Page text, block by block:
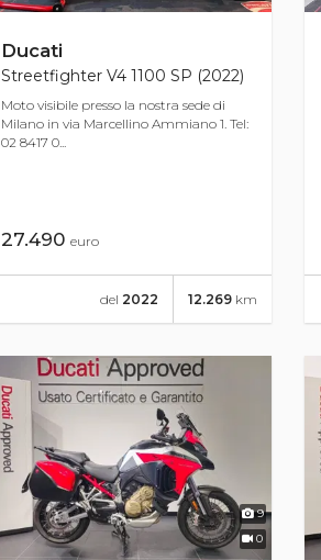
Ducati
Streetfighter V4 1100 SP (2022)
Moto visibile presso la nostra sede di
Milano in via Marcellino Ammiano 1. Tel:
02 8417 0...
27.490 euro
12.269 km
del 2022
9
0